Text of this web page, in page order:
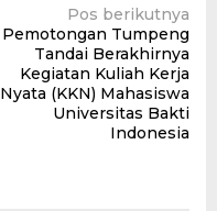
Pos berikutnya
Pemotongan Tumpeng
Tandai Berakhirnya
Kegiatan Kuliah Kerja
Nyata (KKN) Mahasiswa
Universitas Bakti
Indonesia